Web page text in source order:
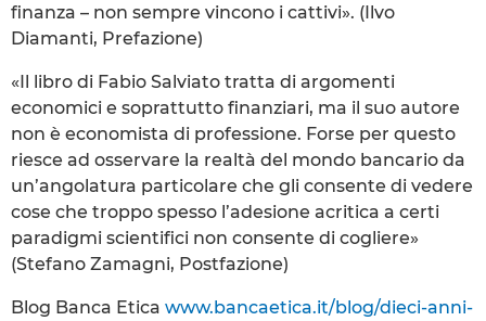
finanza – non sempre vincono i cattivi». (Ilvo
Diamanti, Prefazione)
«Il libro di Fabio Salviato tratta di argomenti
economici e soprattutto finanziari, ma il suo autore
non è economista di professione. Forse per questo
riesce ad osservare la realtà del mondo bancario da
un’angolatura particolare che gli consente di vedere
cose che troppo spesso l’adesione acritica a certi
paradigmi scientifici non consente di cogliere»
(Stefano Zamagni, Postfazione)
Blog Banca Etica www.bancaetica.it/blog/dieci-anni-